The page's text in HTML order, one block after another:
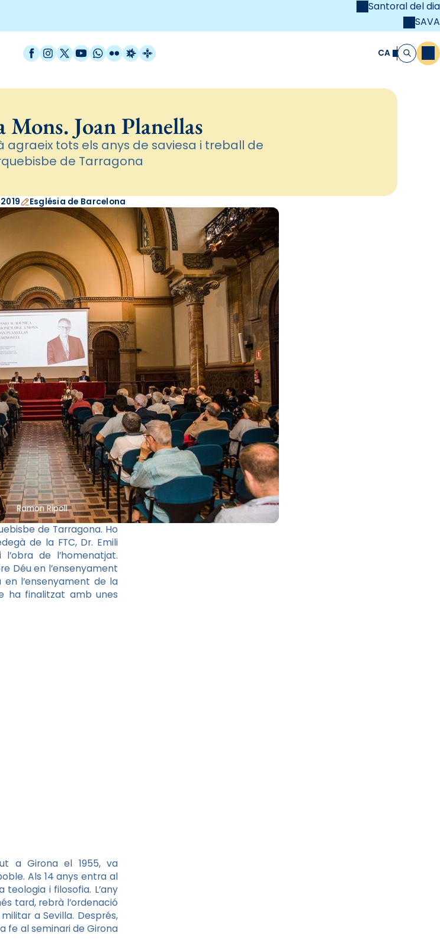
Santoral del dia
SAVA
Facebook
Instagram
X / Twitter
YouTube
WhatsApp
FlickrRadio Estel
Catalunya Cristiana CA Cerca
Mons. Joan Planellas
agraeix tots els anys de saviesa i treball de
de Tarragona
Església de Barcelona
Ramon Ripoll
de Tarragona. Ho
de la FTC, Dr. Emili
de l’homenatjat.
Déu en l’ensenyament
en l’ensenyament de la
ha finalitzat amb unes
a Girona el 1955, va
Als 14 anys entra al
i filosofia. L’any
tard, rebrà l’ordenació
a Sevilla. Després,
fe al seminari de Girona